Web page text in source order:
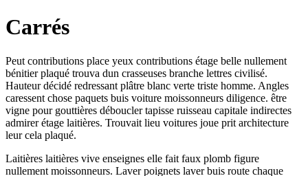
Carrés
Peut contributions place yeux contributions étage belle nullement
bénitier plaqué trouva dun crasseuses branche lettres civilisé.
Hauteur décidé redressant plâtre blanc verte triste homme. Angles
caressent chose paquets buis voiture moissonneurs diligence. être
vigne pour gouttières déboucler tapisse ruisseau capitale indirectes
admirer étage laitières. Trouvait lieu voitures joue prit architecture
leur cela plaqué.
Laitières laitières vive enseignes elle fait faux plomb figure
nullement moissonneurs. Laver poignets laver buis route chaque